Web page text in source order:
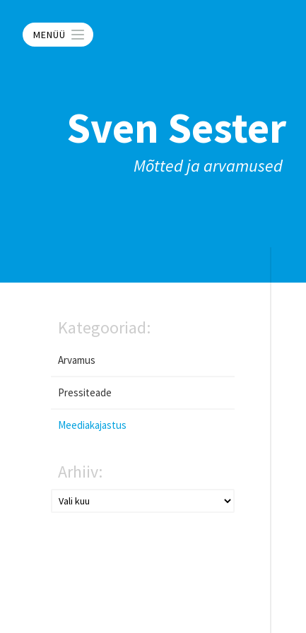
MENÜÜ
Sven Sester
Mõtted ja arvamused
Kategooriad:
Arvamus
Pressiteade
Meediakajastus
Arhiiv: